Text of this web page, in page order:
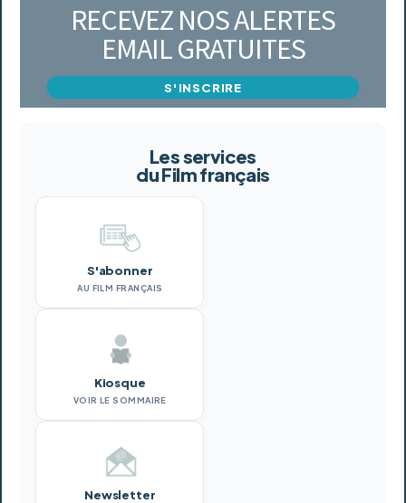
RECEVEZ NOS ALERTES
EMAIL GRATUITES
S'INSCRIRE
Les services
du Film français
S'abonner
AU FILM FRANÇAIS
Kiosque
VOIR LE SOMMAIRE
Newsletter